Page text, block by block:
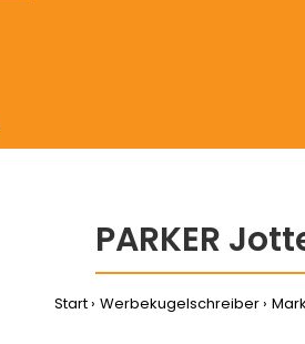
PARKER
Start Werbekugelschreiber